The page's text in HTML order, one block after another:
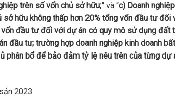
trên số vốn chủ sở hữu;” và “c) Doanh
hữu không thấp hơn 20% tổng vốn đầu tư đối
đầu tư đối với dự án có quy mô sử dụng đất
đầu tư; trường hợp doanh nghiệp kinh doanh
phân bổ để bảo đảm tỷ lệ nêu trên của từng dự
2023